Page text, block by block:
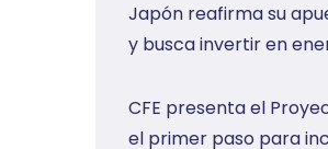
Japón reafirma su
y busca invertir en
CFE presenta el
el primer paso para